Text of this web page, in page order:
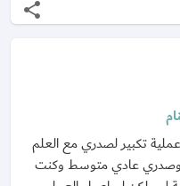
share
تكبير لصدري مع العلم
وصدري عادي متوسط وكنت